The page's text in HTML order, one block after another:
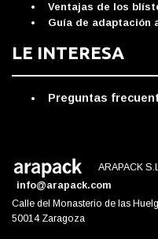
Ventajas de los
Guía de adaptación
LE INTERESA
Preguntas
ARAPACK
info@arapack.com
Calle del Monasterio de las
50014 Zaragoza